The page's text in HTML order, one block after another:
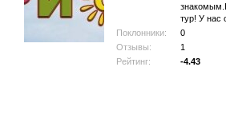
тур! У
Поклонники:
0
Отзывы:
1
Рейтинг:
-4.43